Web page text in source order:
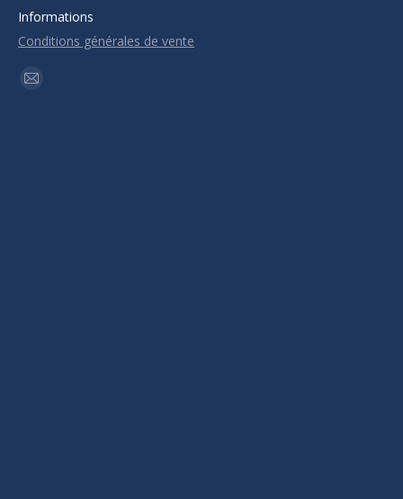
Informations
Conditions générales de vente
Trouvez nous sur :
Mail